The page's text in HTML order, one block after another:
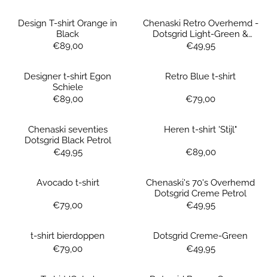
Design T-shirt Orange in
Black
Prijs: 89,00
€89,00
Chenaski Retro Overhemd -
Dotsgrid Light-Green &
OrangePrijs: 49,95
€49,95
Designer t-shirt Egon
Schiele
Prijs: 89,00
€89,00
Retro Blue t-shirt
Prijs: 79,00
€79,00
Chenaski seventies
Dotsgrid Black Petrol
Prijs: 49,95
€49,95
Heren t-shirt 'Stijl"
Prijs: 89,00
€89,00
Avocado t-shirt
Prijs: 79,00
€79,00
Chenaski's 70's Overhemd
Dotsgrid Creme Petrol
Prijs: 49,95
€49,95
t-shirt bierdoppen
Prijs: 79,00
€79,00
Dotsgrid Creme-Green
Prijs: 49,95
€49,95